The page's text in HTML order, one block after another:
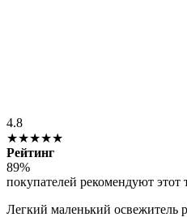
4.8
★★★★★
Рейтинг
89%
покупателей рекомендуют этот
Легкий маленький освежитель